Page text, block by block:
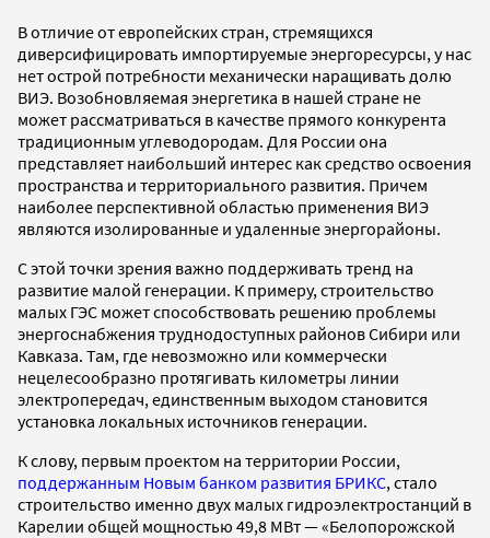
В отличие от европейских стран, стремящихся
диверсифицировать импортируемые энергоресурсы, у нас
нет острой потребности механически наращивать долю
ВИЭ. Возобновляемая энергетика в нашей стране не
может рассматриваться в качестве прямого конкурента
традиционным углеводородам. Для России она
представляет наибольший интерес как средство освоения
пространства и территориального развития. Причем
наиболее перспективной областью применения ВИЭ
являются изолированные и удаленные энергорайоны.
С этой точки зрения важно поддерживать тренд на
развитие малой генерации. К примеру, строительство
малых ГЭС может способствовать решению проблемы
энергоснабжения труднодоступных районов Сибири или
Кавказа. Там, где невозможно или коммерчески
нецелесообразно протягивать километры линии
электропередач, единственным выходом становится
установка локальных источников генерации.
К слову, первым проектом на территории России,
поддержанным Новым банком развития БРИКС, стало
строительство именно двух малых гидроэлектростанций в
Карелии общей мощностью 49,8 МВт — «Белопорожской